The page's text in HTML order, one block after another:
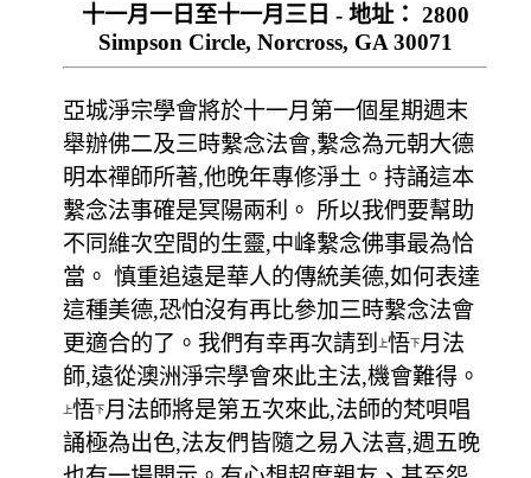
十一月一日至十一月三日 - 地址： 2800
Simpson Circle, Norcross, GA 30071
亞城淨宗學會將於十一月第一個星期週末
舉辦佛二及三時繫念法會,繫念為元朝大德
明本禪師所著,他晚年專修淨土。持誦這本
繫念法事確是冥陽兩利。 所以我們要幫助
不同維次空間的生靈,中峰繫念佛事最為恰
當。 慎重追遠是華人的傳統美德,如何表達
這種美德,恐怕沒有再比參加三時繫念法會
更適合的了。我們有幸再次請到
上悟下月法
師,遠從澳洲淨宗學會來此主法,機會難得。
上悟下月法師將是第五次來此,法師的梵唄唱
誦極為出色,法友們皆隨之易入法喜,週五晚